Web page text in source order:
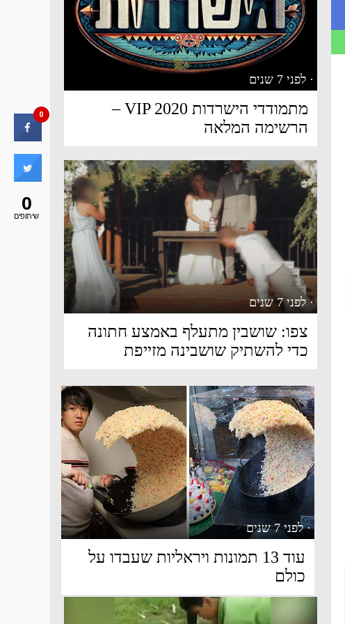
· לפני 7 שנים
מתמודדי הישרדות VIP 2020 –
הרשימה המלאה
· לפני 7 שנים
צפו: שושבין מתעלף באמצע חתונה
כדי להשתיק שושבינה מזייפת
· לפני 7 שנים
עוד 13 תמונות ויראליות שעבדו על
כולם
0
0
שיתופים